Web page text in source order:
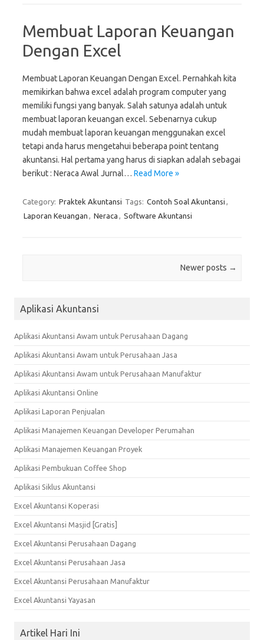
Membuat Laporan Keuangan
Dengan Excel
Membuat Laporan Keuangan Dengan Excel. Pernahkah kita
memikirkan bahwa excel adalah program computer yang
memiliki fungsi yang banyak. Salah satunya adalah untuk
membuat laporan keuangan excel. Sebenarnya cukup
mudah membuat laporan keuangan menggunakan excel
tetapi anda harus mengetahui beberapa point tentang
akuntansi. Hal pertama yang harus di siapkan adalah sebagai
berikut : Neraca Awal Jurnal… Read More »
Category: Praktek Akuntansi Tags: Contoh Soal Akuntansi ,
Laporan Keuangan , Neraca , Software Akuntansi
Newer posts →
Aplikasi Akuntansi
Aplikasi Akuntansi Awam untuk Perusahaan Dagang
Aplikasi Akuntansi Awam untuk Perusahaan Jasa
Aplikasi Akuntansi Awam untuk Perusahaan Manufaktur
Aplikasi Akuntansi Online
Aplikasi Laporan Penjualan
Aplikasi Manajemen Keuangan Developer Perumahan
Aplikasi Manajemen Keuangan Proyek
Aplikasi Pembukuan Coffee Shop
Aplikasi Siklus Akuntansi
Excel Akuntansi Koperasi
Excel Akuntansi Masjid [Gratis]
Excel Akuntansi Perusahaan Dagang
Excel Akuntansi Perusahaan Jasa
Excel Akuntansi Perusahaan Manufaktur
Excel Akuntansi Yayasan
Artikel Hari Ini